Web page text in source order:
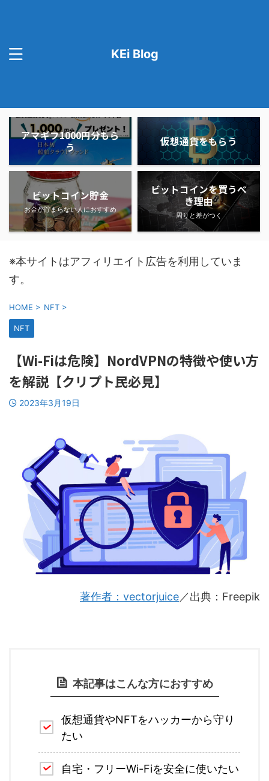
KEi Blog
アマギフ1000円分もら
う
仮想通貨をもらう
ビットコイン貯金
お金が貯まらない人におすすめ
ビットコインを買うべ
き理由
周りと差がつく
※本サイトはアフィリエイト広告を利用していま
す。
HOME > NFT >
NFT
【Wi-Fiは危険】NordVPNの特徴や使い方
を解説【クリプト民必見】
2023年3月19日
著作者：vectorjuice／出典：Freepik
本記事はこんな方におすすめ
仮想通貨やNFTをハッカーから守り
たい
自宅・フリーWi-Fiを安全に使いたい